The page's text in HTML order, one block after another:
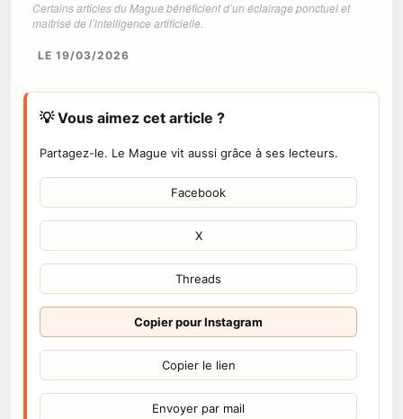
Certains articles du Mague bénéficient d’un éclairage ponctuel et
maîtrisé de l’intelligence artificielle.
LE 19/03/2026
💡 Vous aimez cet article ?
Partagez-le. Le Mague vit aussi grâce à ses lecteurs.
Facebook
X
Threads
Copier pour Instagram
Copier le lien
Envoyer par mail